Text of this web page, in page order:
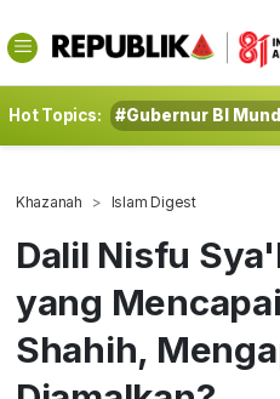
Hot Topics: #Gubernur BI
Khazanah Islam Digest
Dalil Nisfu
yang
Shahih,